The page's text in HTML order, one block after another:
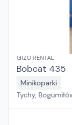
GIZO RENTAL
Bobcat 435
Minikoparki
Tychy,